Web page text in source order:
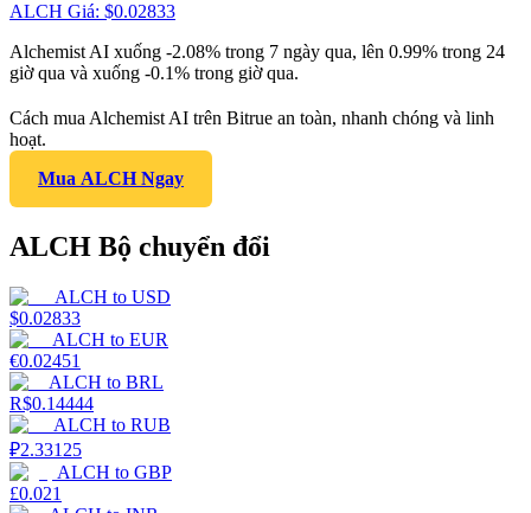
ALCH Giá: $0.02833
Alchemist AI xuống -2.08% trong 7 ngày qua, lên 0.99% trong 24
giờ qua và xuống -0.1% trong giờ qua.
Cách mua Alchemist AI trên Bitrue an toàn, nhanh chóng và linh
hoạt.
Mua ALCH Ngay
ALCH Bộ chuyển đổi
ALCH to USD
$0.02833
ALCH to EUR
€0.02451
ALCH to BRL
R$0.14444
ALCH to RUB
₽2.33125
ALCH to GBP
£0.021